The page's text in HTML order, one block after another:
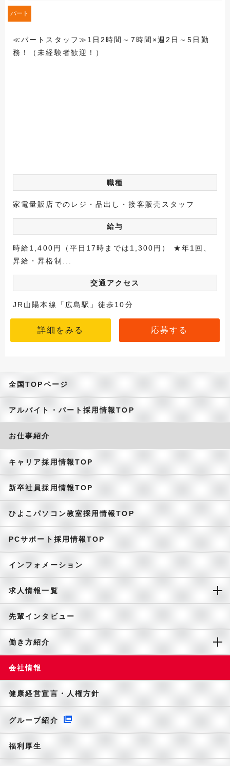
パート
≪パートスタッフ≫1日2時間～7時間×週2日～5日勤
務！（未経験者歓迎！）
職種
家電量販店でのレジ・品出し・接客販売スタッフ
給与
時給1,400円（平日17時までは1,300円） ★年1回、
昇給・昇格制...
交通アクセス
JR山陽本線「広島駅」徒歩10分
詳細をみる 応募する
全国TOPページ
アルバイト・パート採用情報TOP
お仕事紹介
キャリア採用情報TOP
新卒社員採用情報TOP
ひよこパソコン教室採用情報TOP
PCサポート採用情報TOP
インフォメーション
求人情報一覧
先輩インタビュー
働き方紹介
会社情報
健康経営宣言・人権方針
グループ紹介
福利厚生